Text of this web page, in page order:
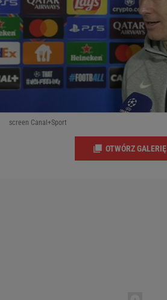
screen Canal+Sport
OTWÓRZ GALERIĘ